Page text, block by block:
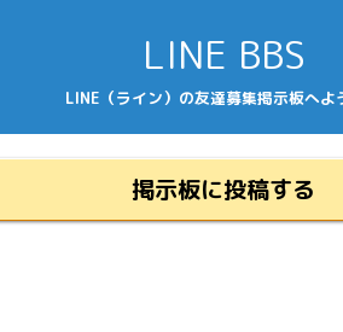
LINE BBS
LINE（ライン）の友達募集掲示板へよ
掲示板に投稿する